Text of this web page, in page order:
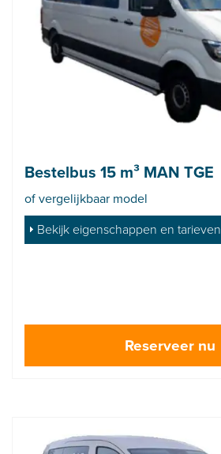
Bestelbus 15 m³ MAN TGE
of vergelijkbaar model
Bekijk eigenschappen en tarieven
Reserveer nu